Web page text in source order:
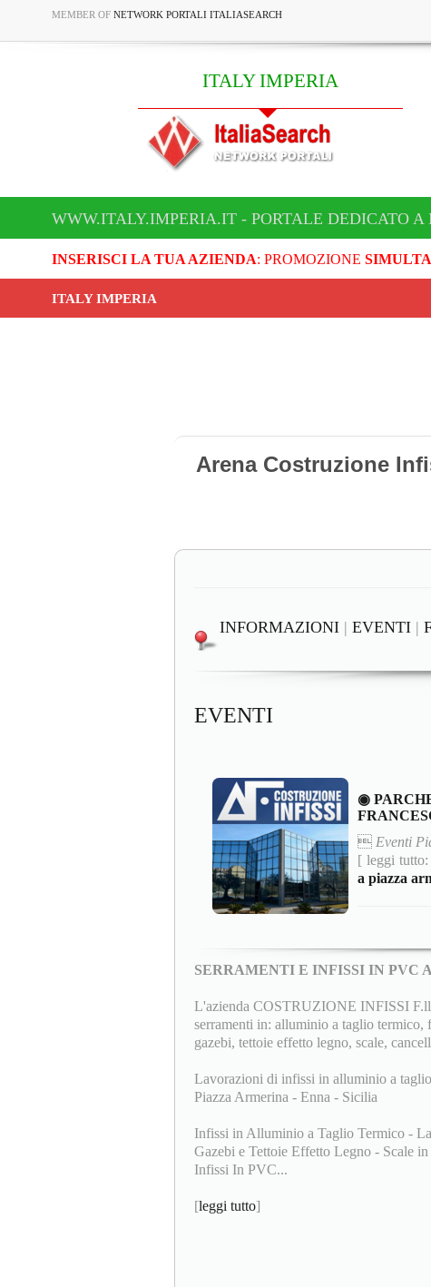
MEMBER OF NETWORK PORTALI ITALIASEARCH
ITALY IMPERIA
WWW.ITALY.IMPERIA.IT - PORTALE DEDICATO A
INSERISCI LA TUA AZIENDA: PROMOZIONE
ITALY IMPERIA
Arena Costruzione
INFORMAZIONI | EVENTI |
EVENTI
◉
 Eventi
[ leggi tutto:
a piazza
SERRAMENTI E INFISSI IN PVC
L'azienda COSTRUZIONE INFISSI
serramenti in: alluminio a taglio termico,
gazebi, tettoie effetto legno, scale,
Lavorazioni di infissi in alluminio a
Piazza Armerina - Enna - Sicilia
Infissi in Alluminio a Taglio Termico -
Gazebi e Tettoie Effetto Legno - Scale
Infissi In PVC...
[leggi tutto]